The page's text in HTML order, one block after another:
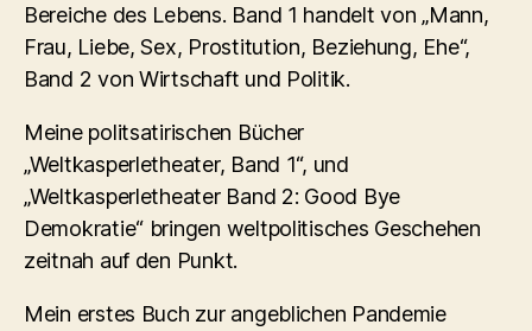
Bereiche des Lebens. Band 1 handelt von „Mann,
Frau, Liebe, Sex, Prostitution, Beziehung, Ehe“,
Band 2 von Wirtschaft und Politik.
Meine politsatirischen Bücher
„Weltkasperletheater, Band 1“, und
„Weltkasperletheater Band 2: Good Bye
Demokratie“ bringen weltpolitisches Geschehen
zeitnah auf den Punkt.
Mein erstes Buch zur angeblichen Pandemie